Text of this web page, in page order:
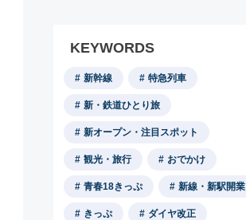
KEYWORDS
新幹線 特急列車
新・鉄道ひとり旅
新オープン・注目スポット
観光・旅行 おでかけ
青春18きっぷ 新線・新駅開業
きっぷ ダイヤ改正